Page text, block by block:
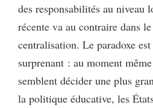
des responsabilités au niveau
récente va au contraire dans
centralisation. Le paradoxe
surprenant : au moment
semblent décider une plus
la politique éducative, les